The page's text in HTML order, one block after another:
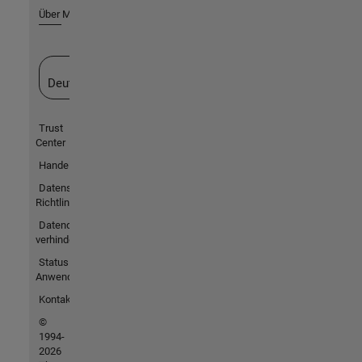
Über MathWorks
Deutschland
Trust
Center
Handelsmarken
Datenschutz-
Richtlinien
Datendiebstahl
verhindern
Status von
Anwendungen
Kontakt
©
1994-
2026